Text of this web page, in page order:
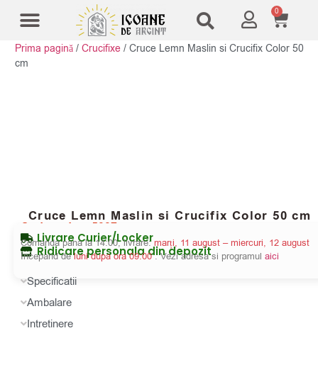
0
Prima pagină / Crucifixe / Cruce Lemn Maslin si Crucifix Color 50
cm
Cruce Lemn Maslin si Crucifix Color 50 cm
Cod produs: 5887
Livrare Curier/Locker
Comanda pana la 14:00, livrare:marți, 11 august – miercuri, 12 august
Ridicare personala din depozit
Incepand deluni dupa ora 09:00. Vezi adresa si programul aici
Specificatii
Ambalare
Intretinere